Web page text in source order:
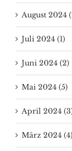
August 2024
Juli 2024 (1)
Juni 2024 (2)
Mai 2024 (5)
April 2024
März 2024 (4)